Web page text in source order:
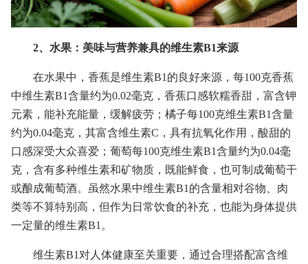
2、水果：美味与营养兼具的维生素B1来源
在水果中，香蕉是维生素B1的良好来源，每100克香蕉
中维生素B1含量约为0.02毫克，香蕉口感软糯香甜，富含钾
元素，能补充能量，缓解疲劳；橘子每100克维生素B1含量
约为0.04毫克，其富含维生素C，具有抗氧化作用，酸甜的
口感深受大众喜爱；葡萄每100克维生素B1含量约为0.04毫
克，含有多种维生素和矿物质，既能鲜食，也可制成葡萄干
或酿成葡萄酒。虽然水果中维生素B1的含量相对谷物、肉
类等不算特别高，但作为日常饮食的补充，也能为身体提供
一定量的维生素B1。
维生素B1对人体健康至关重要，通过合理搭配富含维